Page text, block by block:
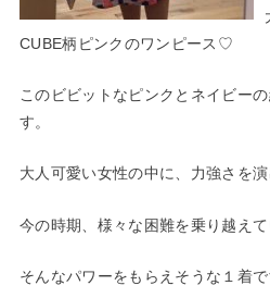
CUBE柄ピンクのワンピース♡
このビビットなピンクとネイビー
す。
大人可愛い女性の中に、力強さを演
今の時期、様々な困難を乗り越え
そんなパワーをもらえそうな１着で